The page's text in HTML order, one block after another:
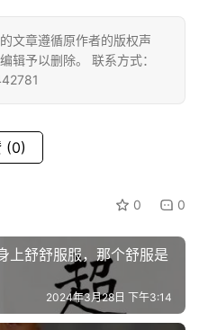
文章遵循原作者的版权声
辑予以删除。 联系方式：
(0)
0 0
上舒舒服服，那个舒服是
2024年3月28日 下午3:14